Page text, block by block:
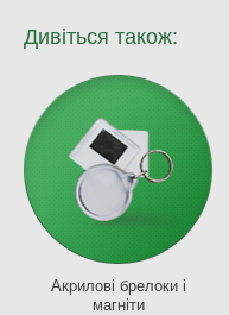
Дивіться також:
Акрилові брелоки і
магніти